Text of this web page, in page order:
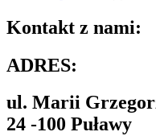
Kontakt z nami:
ADRES:
ul. Marii
24 -100 Puławy